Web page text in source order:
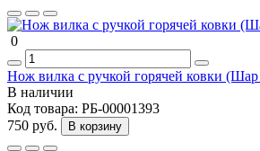
0
Нож вилка с ручкой горячей ковки (Шар
В наличии
Код товара: РБ-00001393
750 руб.
В корзину